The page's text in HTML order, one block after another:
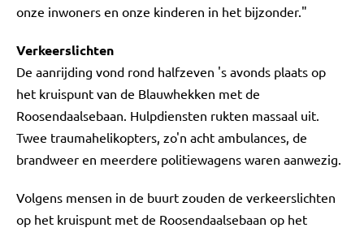
onze inwoners en onze kinderen in het bijzonder."
Verkeerslichten
De aanrijding vond rond halfzeven 's avonds plaats op
het kruispunt van de Blauwhekken met de
Roosendaalsebaan. Hulpdiensten rukten massaal uit.
Twee traumahelikopters, zo'n acht ambulances, de
brandweer en meerdere politiewagens waren aanwezig.
Volgens mensen in de buurt zouden de verkeerslichten
op het kruispunt met de Roosendaalsebaan op het